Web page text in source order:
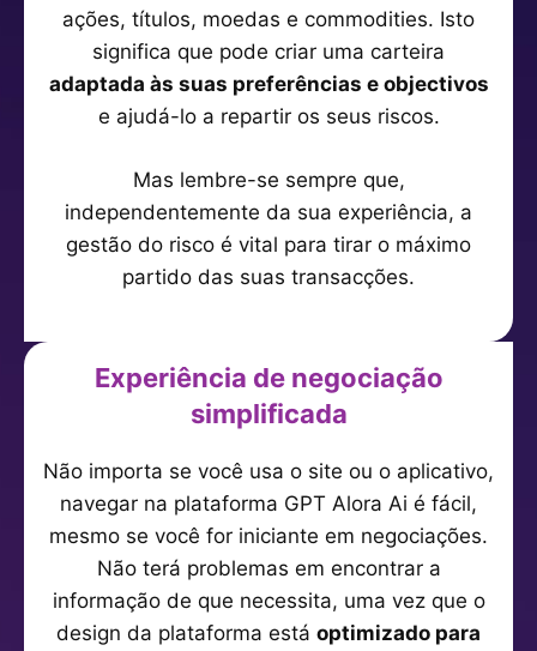
ações, títulos, moedas e commodities. Isto
significa que pode criar uma carteira
adaptada às suas preferências e objectivos
e ajudá-lo a repartir os seus riscos.
Mas lembre-se sempre que,
independentemente da sua experiência, a
gestão do risco é vital para tirar o máximo
partido das suas transacções.
Experiência de negociação
simplificada
Não importa se você usa o site ou o aplicativo,
navegar na plataforma GPT Alora Ai é fácil,
mesmo se você for iniciante em negociações.
Não terá problemas em encontrar a
informação de que necessita, uma vez que o
design da plataforma está optimizado para